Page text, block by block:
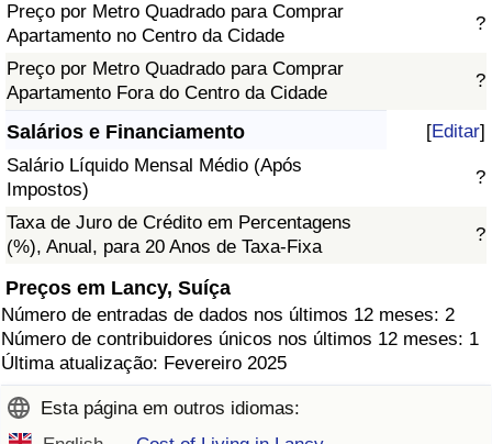
Preço por Metro Quadrado para Comprar
Apartamento no Centro da Cidade
?
Preço por Metro Quadrado para Comprar
Apartamento Fora do Centro da Cidade
?
Salários e Financiamento [Editar]
Salário Líquido Mensal Médio (Após
Impostos)
?
Taxa de Juro de Crédito em Percentagens
(%), Anual, para 20 Anos de Taxa-Fixa
?
Preços em Lancy, Suíça
Número de entradas de dados nos últimos 12 meses: 2
Número de contribuidores únicos nos últimos 12 meses: 1
Última atualização: Fevereiro 2025
Esta página em outros idiomas: